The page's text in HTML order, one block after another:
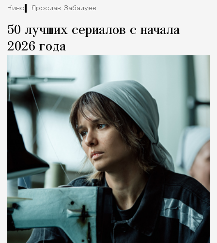
Кино Ярослав Забалуев
50 лучших сериалов с начала
2026 года